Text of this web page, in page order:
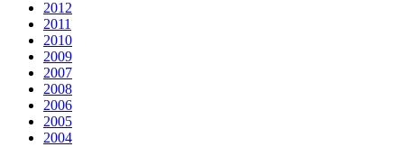
2012
2011
2010
2009
2007
2008
2006
2005
2004